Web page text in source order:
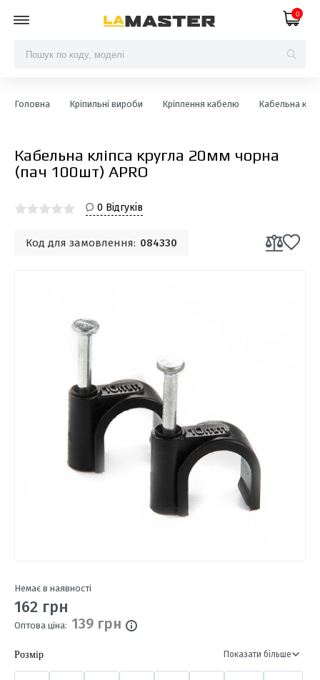
0
Головна Кріпильні вироби Кріплення кабелю Кабельна
Кабельна клiпса кругла 20мм чорна
(пач 100шт) APRO
0 Відгуків
Код для замовлення: 084330
Немає в наявності
162 грн
Оптова ціна: 139 грн
Розмір Показати більше